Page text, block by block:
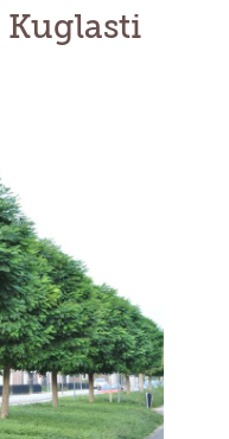
Kuglasti